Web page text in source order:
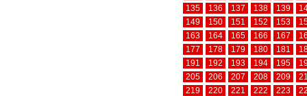
135
136 137 138 139
149
150 151 152 153
163
164 165 166 167
177
178 179 180 181
191
192 193 194 195
205
206 207 208 209
219
220 221 222 223